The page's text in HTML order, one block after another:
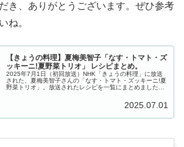
き、ありがとうございます。ぜひ参考
ね。
【きょうの料理】夏梅美智子「なす・トマト・ズ
ッキーニ!夏野菜トリオ」 レシピまとめ。
2025年7月1日（初回放送）NHK「きょうの料理」に放送
された、夏梅美智子さんの「なす・トマト・ズッキーニ!夏
野菜トリオ」。放送されたレシピを一覧にまとめましたの
2025.07.01